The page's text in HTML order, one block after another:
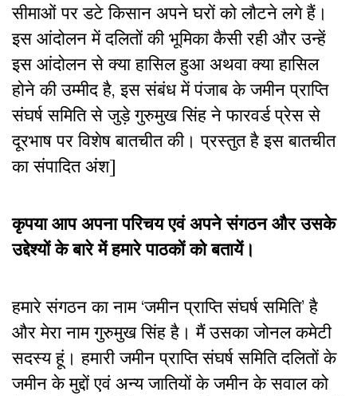
सीमाओं पर डटे किसान अपने घरों को लौटने लगे हैं।
इस आंदोलन में दलितों की भूमिका कैसी रही और उन्हें
इस आंदोलन से क्या हासिल हुआ अथवा क्या हासिल
होने की उम्मीद है, इस संबंध में पंजाब के जमीन प्राप्ति
संघर्ष समिति से जुड़े गुरुमुख सिंह ने फारवर्ड प्रेस से
दूरभाष पर विशेष बातचीत की। प्रस्तुत है इस बातचीत
का संपादित अंश]
कृपया आप अपना परिचय एवं अपने संगठन और उसके
उद्देश्यों के बारे में हमारे पाठकों को बतायें।
हमारे संगठन का नाम ‘जमीन प्राप्ति संघर्ष समिति’ है
और मेरा नाम गुरुमुख सिंह है। मैं उसका जोनल कमेटी
सदस्य हूं। हमारी जमीन प्राप्ति संघर्ष समिति दलितों के
जमीन के मुद्दों एवं अन्य जातियों के जमीन के सवाल को